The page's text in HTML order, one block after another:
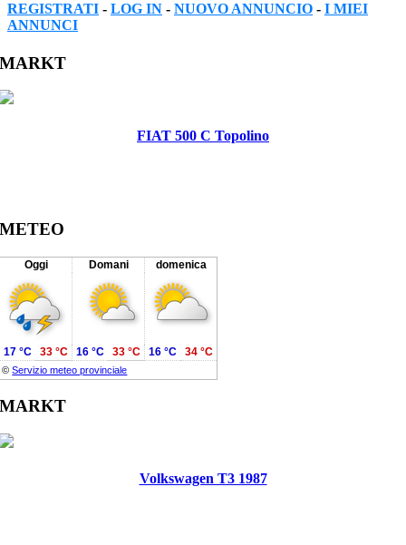
REGISTRATI - LOG IN - NUOVO ANNUNCIO - I MIEI
ANNUNCI
Facebook
Twitter
Reddit
LinkedIn
WhatsApp
Tumblr
Pinterest
Vk
Xing
Email
MARKT
FIAT 500 C Topolino
METEO
Oggi Domani domenica
©Servizio meteo provinciale
17 °C 33 °C 16 °C 33 °C 16 °C 34 °C
MARKT
Volkswagen T3 1987